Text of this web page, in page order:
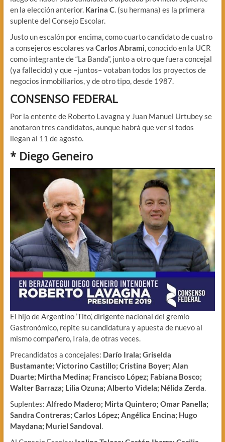
en la elección anterior. Karina C. (su hermana) es la primera
suplente del Consejo Escolar.
Justo un escalón por encima, como cuarto candidato de cuatro
a consejeros escolares va Carlos Abrami, conocido en la UCR
como integrante de “La Banda”, junto a otro que fuera concejal
(ya fallecido) y que –juntos– votaban todos los proyectos de
negocios inmobiliarios, y de otro tipo, desde 1987.
CONSENSO FEDERAL
Por la entente de Roberto Lavagna y Juan Manuel Urtubey se
anotaron tres candidatos, aunque habrá que ver si todos
llegan al 11 de agosto.
* Diego Geneiro
El hijo de Argentino ‘Tito’, dirigente nacional del gremio
Gastronómico, repite su candidatura y apuesta de nuevo al
mismo compañero, Irala, de otras veces.
Precandidatos a concejales: Darío Irala; Griselda
Bustamante; Victorino Castillo; Cristina Boyer; Alan
Duarte; Mirtha Medina; Francisco López; Fabiana Bosco;
Walter Barraza; Lilia Ozuna; Alberto Videla; Nélida Zerda.
Suplentes: Alfredo Madero; Mirta Quintero; Omar Panella;
Sandra Contreras; Carlos López; Angélica Encina; Hugo
Maydana; Muriel Sandoval.